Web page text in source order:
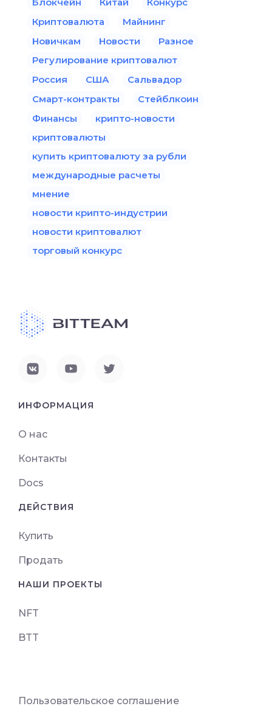
Криптовалюта
Майнинг
Новичкам
Новости
Разное
Регулирование криптовалют
Россия
США
Сальвадор
Смарт-контракты
Стейблкоин
Финансы
крипто-новости
криптовалюты
купить криптовалюту за рубли
международные расчеты
мнение
новости крипто-индустрии
новости криптовалют
торговый конкурс
ИНФОРМАЦИЯ
О нас
Контакты
Docs
ДЕЙСТВИЯ
Купить
Продать
НАШИ ПРОЕКТЫ
NFT
BTT
Пользовательское соглашение